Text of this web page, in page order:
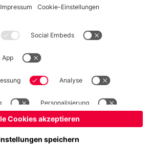
Nutzungsbedingungen Barrierefreiheit
Cookie Einstellungen